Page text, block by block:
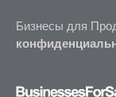
Бизнесы для